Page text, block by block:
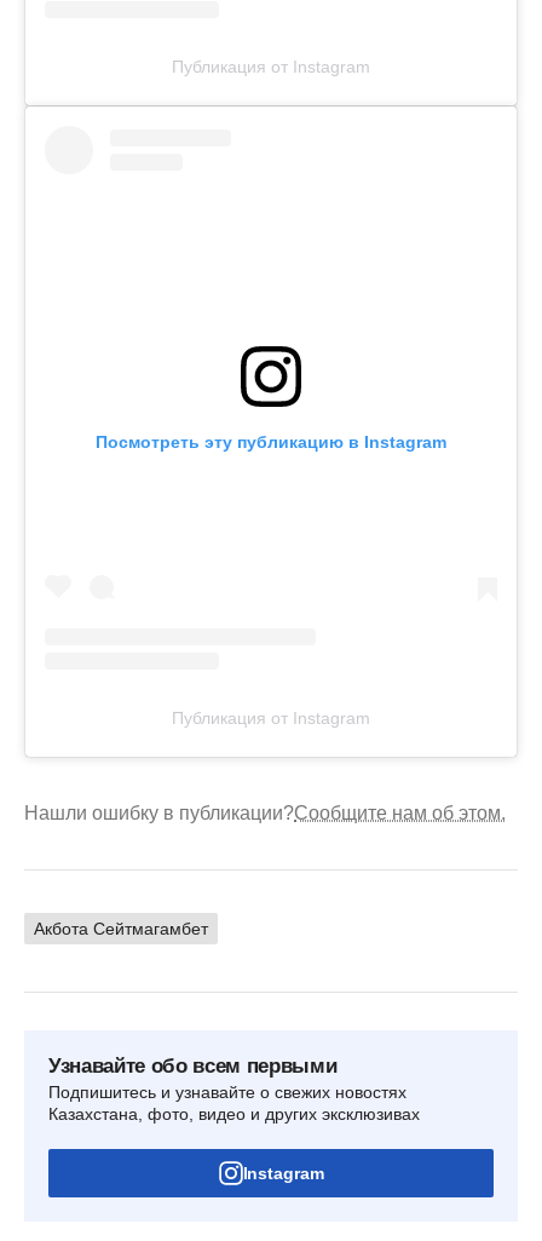
Публикация от Instagram
Посмотреть эту публикацию в Instagram
Публикация от Instagram
Нашли ошибку в публикации?Сообщите нам об этом.
Акбота Сейтмагамбет
Узнавайте обо всем первыми
Подпишитесь и узнавайте о свежих новостях
Казахстана, фото, видео и других эксклюзивах
Instagram